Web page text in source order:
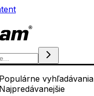
Populárne vyhľadávania
Najpredávanejšie